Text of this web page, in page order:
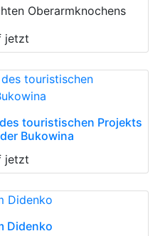
Oberarmknochens
jetzt
touristischen Projekts
Bukowina
jetzt
Didenko